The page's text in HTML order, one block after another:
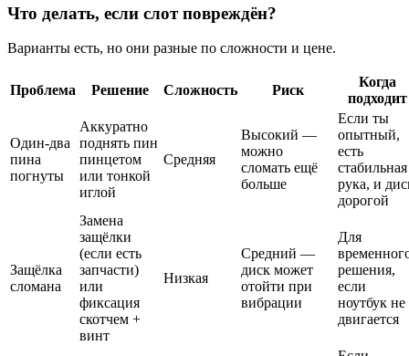
Что делать, если слот повреждён?
Варианты есть, но они разные по сложности и цене.
Проблема Решение Сложность Риск
Когда
подходит
Один-два
пина
погнуты
Аккуратно
поднять пин
пинцетом
или тонкой
иглой
Средняя
Высокий —
можно
сломать ещё
больше
Если ты
опытный,
есть
стабильная
рука, и
дорогой
Защёлка
сломана
Замена
защёлки
(если есть
запчасти)
или
фиксация
скотчем +
винт
Низкая
Средний —
диск может
отойти при
вибрации
Для
решения,
если
ноутбук не
двигается